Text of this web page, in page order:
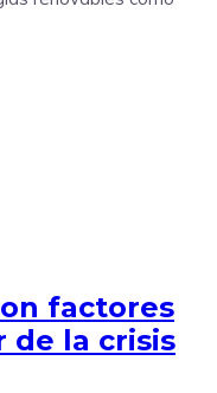
factores
de la crisis